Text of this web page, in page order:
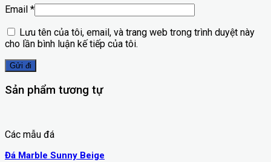
Email *
Lưu tên của tôi, email, và trang web trong trình duyệt này
cho lần bình luận kế tiếp của tôi.
Sản phẩm tương tự
Các mẫu đá
Đá Marble Sunny Beige